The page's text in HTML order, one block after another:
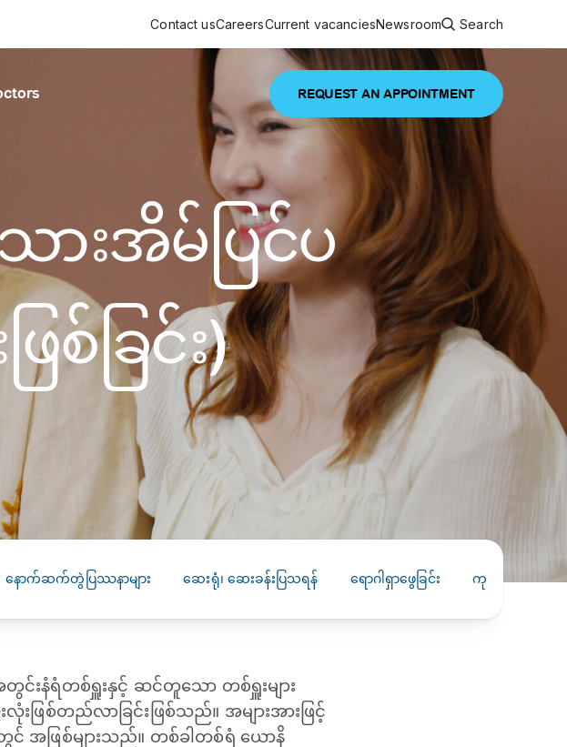
T U
V
ALL ARTICLES
Featured article
DISEASES AND CONDITIONS
22 APR 2026
Melioidosis (မယ်လီယွိုက်ဒိုး
လီယွိုက်ဒိုးဆစ် ပြင်းထန်
News & Announcements
PRESS RELEASE
16 JAN 2026
CLL HEALTH
Strengthens
Myanmar Through
Phyu Laboratory and
Yangon, Myanmar, 8
January 2026 — CLL
HEALTH is pleased to
PRESS RELEASE
29 AUG 2024
CLL HEALTH unveils
Shin Saw Pu Clinic in
Yangon, advancing
primary care
services
announce the...
Our featured services
care for every stage of life
Primary care
Comprehensive and continuing health care from prenatal
to elderly stages, coordinating with specialists as
needed
to providing comprehensive interdisciplinary
services
Saw Pu Clinic
Tier Primary Care Facility Inaugurated in Yangon for
and Expatriate Families
REQUEST AN APPOINTMENT
Contact usCareersCurrent vacanciesNewsroom Search
ားအိမ်ပြင်ပ
စ်ခြင်း)
နောက်ဆက်တွဲပြဿနာများ ဆေးရုံ၊ ဆေးခန်းပြသရန် ရောဂါရှာဖွေခြင်း ကုသခြင်း
င်းနံရံတစ်ရှူးနှင့် ဆင်တူသော တစ်ရှူးများ
းဖြစ်တည်လာခြင်းဖြစ်သည်။ အများအားဖြင့်
င် အဖြစ်များသည်။ တစ်ခါတစ်ရံ ယောနိ